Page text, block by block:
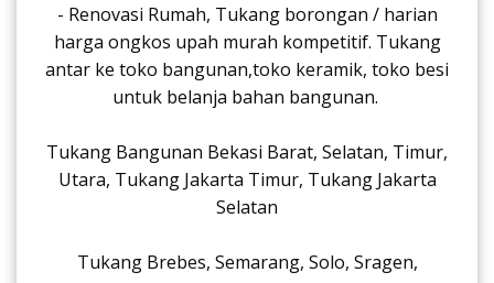
- Renovasi Rumah, Tukang borongan / harian
harga ongkos upah murah kompetitif. Tukang
antar ke toko bangunan,toko keramik, toko besi
untuk belanja bahan bangunan.
Tukang Bangunan Bekasi Barat, Selatan, Timur,
Utara, Tukang Jakarta Timur, Tukang Jakarta
Selatan
Tukang Brebes, Semarang, Solo, Sragen,